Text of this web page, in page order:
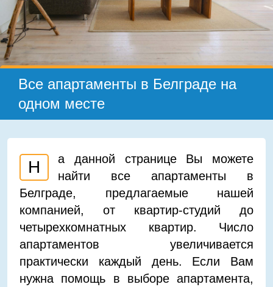
Все апартаменты в Белграде на
одном месте
Н
а данной странице Вы можете
найти все апартаменты в
Белграде, предлагаемые нашей
компанией, от квартир-студий до
четырехкомнатных квартир. Число
апартаментов увеличивается
практически каждый день. Если Вам
нужна помощь в выборе апартамента,